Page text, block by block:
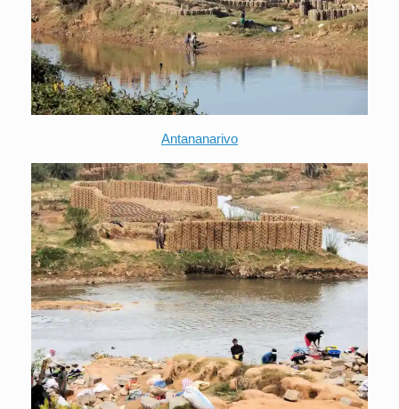
Antananarivo